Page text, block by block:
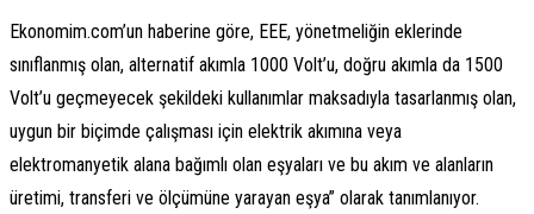
Ekonomim.com’un haberine göre, EEE, yönetmeliğin eklerinde
sınıflanmış olan, alternatif akımla 1000 Volt’u, doğru akımla da 1500
Volt’u geçmeyecek şekildeki kullanımlar maksadıyla tasarlanmış olan,
uygun bir biçimde çalışması için elektrik akımına veya
elektromanyetik alana bağımlı olan eşyaları ve bu akım ve alanların
üretimi, transferi ve ölçümüne yarayan eşya” olarak tanımlanıyor.